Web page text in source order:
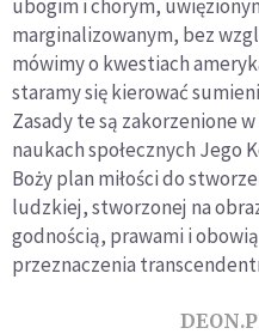
ubogim i chorym,
marginalizowanym, bez
mówimy o kwestiach
staramy się kierować
Zasady te są zakorzenione
naukach społecznych Jego
Boży plan miłości do
ludzkiej, stworzonej na
godnością, prawami i
przeznaczenia